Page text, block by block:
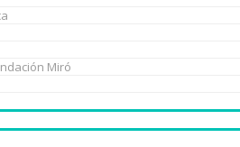
Miró